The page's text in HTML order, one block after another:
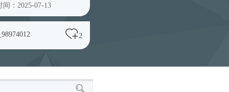
间：2025-07-13
2